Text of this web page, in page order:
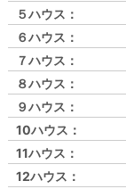
５ハウス：
６ハウス：
７ハウス：
８ハウス：
９ハウス：
10ハウス：
11ハウス：
12ハウス：